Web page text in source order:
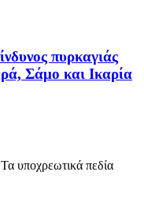
πυρκαγιάς
Σάμο και Ικαρία
Τα υποχρεωτικά πεδία